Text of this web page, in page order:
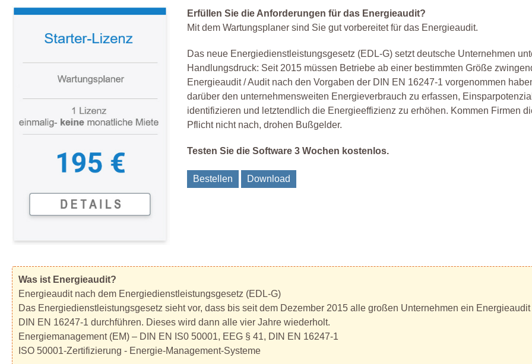
Erfüllen Sie die Anforderungen für das Energieaudit?
Mit dem Wartungsplaner sind Sie gut vorbereitet für das Energieaudit.
Das neue Energiedienstleistungsgesetz (EDL-G) setzt deutsche Unternehmen
Handlungsdruck: Seit 2015 müssen Betriebe ab einer bestimmten Größe
Energieaudit / Audit nach den Vorgaben der DIN EN 16247-1 vorgenommen
darüber den unternehmensweiten Energieverbrauch zu erfassen,
identifizieren und letztendlich die Energieeffizienz zu erhöhen. Kommen Firmen
Pflicht nicht nach, drohen Bußgelder.
Testen Sie die Software 3 Wochen kostenlos.
Bestellen Download
Was ist Energieaudit?
Energieaudit nach dem Energiedienstleistungsgesetz (EDL-G)
Das Energiedienstleistungsgesetz sieht vor, dass bis seit dem Dezember 2015 alle großen Unternehmen ein
DIN EN 16247-1 durchführen. Dieses wird dann alle vier Jahre wiederholt.
Energiemanagement (EM) – DIN EN IS0 50001, EEG § 41, DIN EN 16247-1
ISO 50001-Zertifizierung - Energie-Management-Systeme